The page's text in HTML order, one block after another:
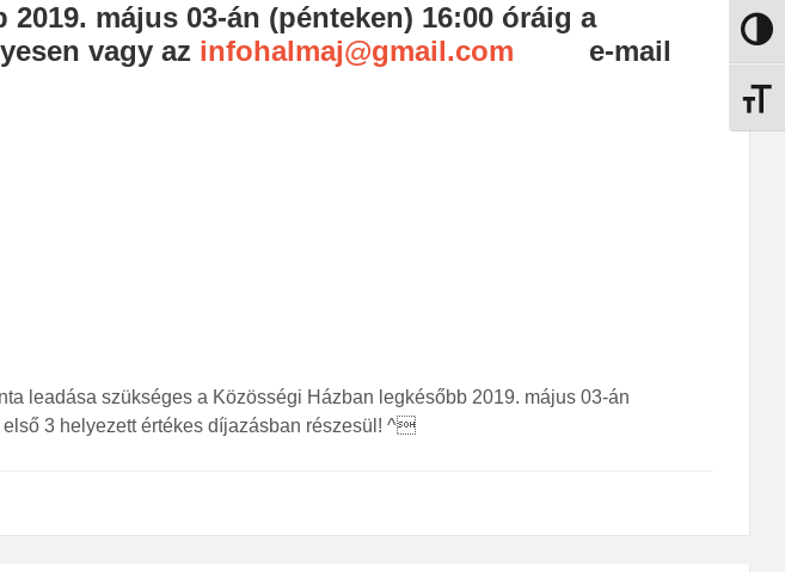
Nagy
május 03-án (pénteken) 16:00 óráig a
vagy az infohalmaj@gmail.com e-mail
leadása szükséges a Közösségi Házban legkésőbb 2019. május 03-án
3 helyezett értékes díjazásban részesül! ^